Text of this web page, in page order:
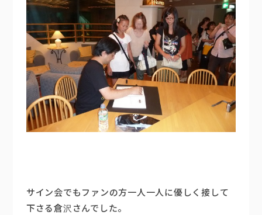
サイン会でもファンの方一人一人に優しく接して
下さる倉沢さんでした。